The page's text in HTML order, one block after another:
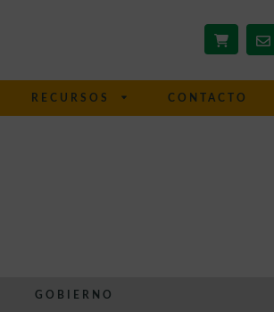
RECURSOS CONTACTO
GOBIERNO